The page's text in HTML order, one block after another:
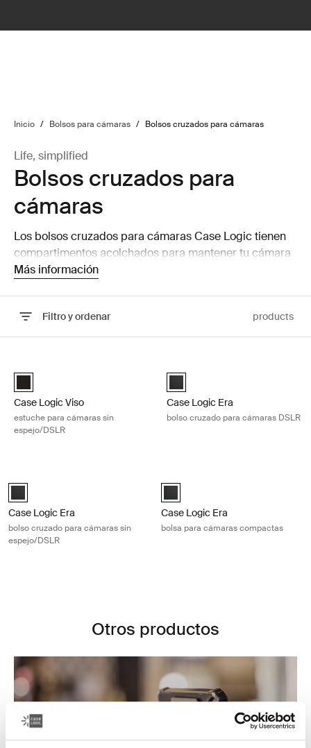
Inicio / Bolsos para cámaras / Bolsos cruzados para cámaras
Life, simplified
Bolsos cruzados para
cámaras
Los bolsos cruzados para cámaras Case Logic tienen
compartimentos acolchados para mantener tu cámara
segura mientras viajas.
Más información
Filtro y ordenar products
DSLR Case Logic Viso o estuche para cámaras sin espejo Negro
Case Logic Viso
estuche para cámaras sin
espejo/DSLR
Case Logic Era DSLR Shoulder
Case Logic Era
bolso cruzado para cámaras DSLR
Case Logic Era DSLR/Mirrorless Camera Bag Negro obsidiana
Case Logic Era
bolso cruzado para cámaras sin
espejo/DSLR
Case Logic Era Camera Pouch
Case Logic Era
bolsa para cámaras compactas
Otros productos